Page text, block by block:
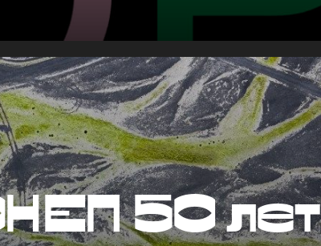
50 лет